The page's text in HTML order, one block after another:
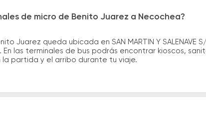
de micro de Benito Juarez a Necochea?
Juarez queda ubicada en SAN MARTIN Y
En las terminales de bus podrás encontrar kioscos,
partida y el arribo durante tu viaje.